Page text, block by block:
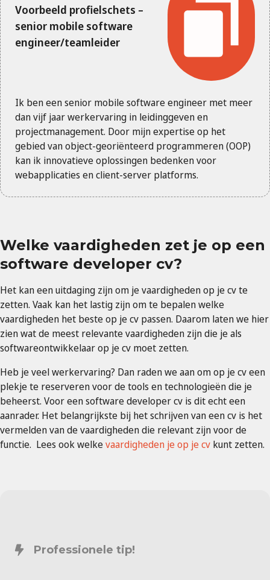
Voorbeeld profielschets –
senior mobile software
engineer/teamleider
Ik ben een senior mobile software engineer met meer
dan vijf jaar werkervaring in leidinggeven en
projectmanagement. Door mijn expertise op het
gebied van object-georiënteerd programmeren (OOP)
kan ik innovatieve oplossingen bedenken voor
webapplicaties en client-server platforms.
Welke vaardigheden zet je op een
software developer cv?
Het kan een uitdaging zijn om je vaardigheden op je cv te
zetten. Vaak kan het lastig zijn om te bepalen welke
vaardigheden het beste op je cv passen. Daarom laten we hier
zien wat de meest relevante vaardigheden zijn die je als
softwareontwikkelaar op je cv moet zetten.
Heb je veel werkervaring? Dan raden we aan om op je cv een
plekje te reserveren voor de tools en technologieën die je
beheerst. Voor een software developer cv is dit echt een
aanrader. Het belangrijkste bij het schrijven van een cv is het
vermelden van de vaardigheden die relevant zijn voor de
functie. Lees ook welkevaardigheden je op je cv kunt zetten.
Professionele tip!